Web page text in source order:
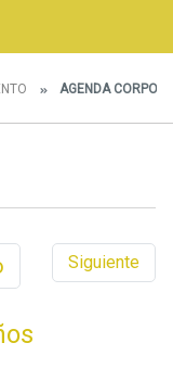
AGENDA
Siguiente